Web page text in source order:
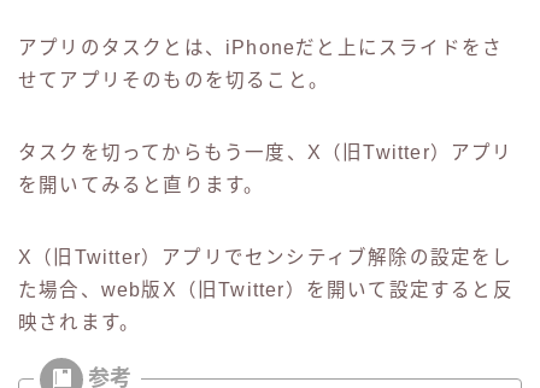
アプリのタスクとは、iPhoneだと上にスライドをさ
せてアプリそのものを切ること。
タスクを切ってからもう一度、X（旧Twitter）アプリ
を開いてみると直ります。
X（旧Twitter）アプリでセンシティブ解除の設定をし
た場合、web版X（旧Twitter）を開いて設定すると反
映されます。